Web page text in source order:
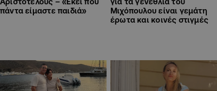
πάντα είμαστε παιδιά»
Μιχόπουλου είναι γεμάτη
έρωτα και κοινές στιγμές